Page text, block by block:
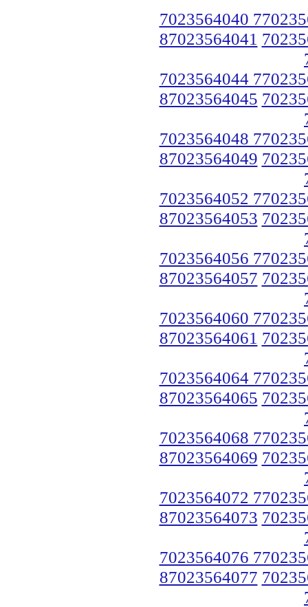
7023564040
87023564041
7023564044
87023564045
7023564048
87023564049
7023564052
87023564053
7023564056
87023564057
7023564060
87023564061
7023564064
87023564065
7023564068
87023564069
7023564072
87023564073
7023564076
87023564077